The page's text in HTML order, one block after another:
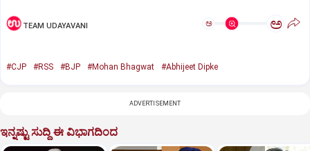
TEAM UDAYAVANI ಅ ಅ
#CJP #RSS #BJP #Mohan Bhagwat #Abhijeet Dipke
ADVERTISEMENT
ಇನ್ನಷ್ಟು ಸುದ್ದಿ ಈ ವಿಭಾಗದಿಂದ